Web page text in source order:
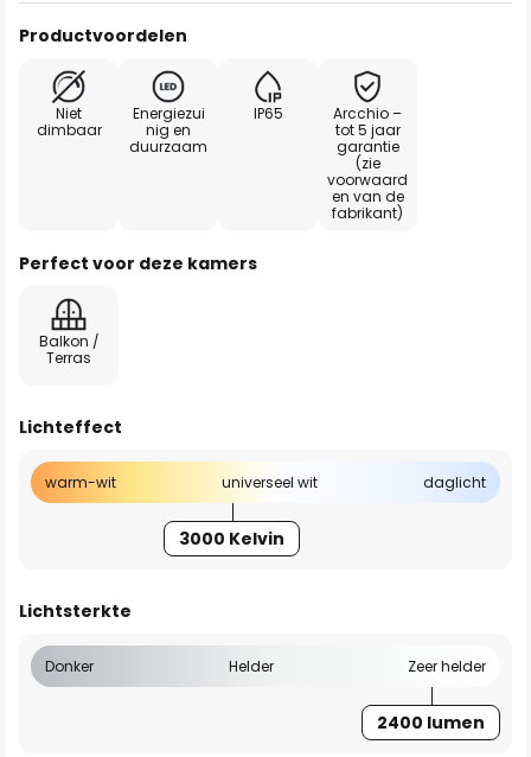
Productvoordelen
Niet
dimbaar
Energiezui
nig en
duurzaam
IP65
Arcchio –
tot 5 jaar
garantie
(zie
voorwaard
en van de
fabrikant)
Perfect voor deze kamers
Balkon /
Terras
Lichteffect
warm-wit universeel wit daglicht
3000 Kelvin
Lichtsterkte
Donker Helder Zeer helder
2400 lumen